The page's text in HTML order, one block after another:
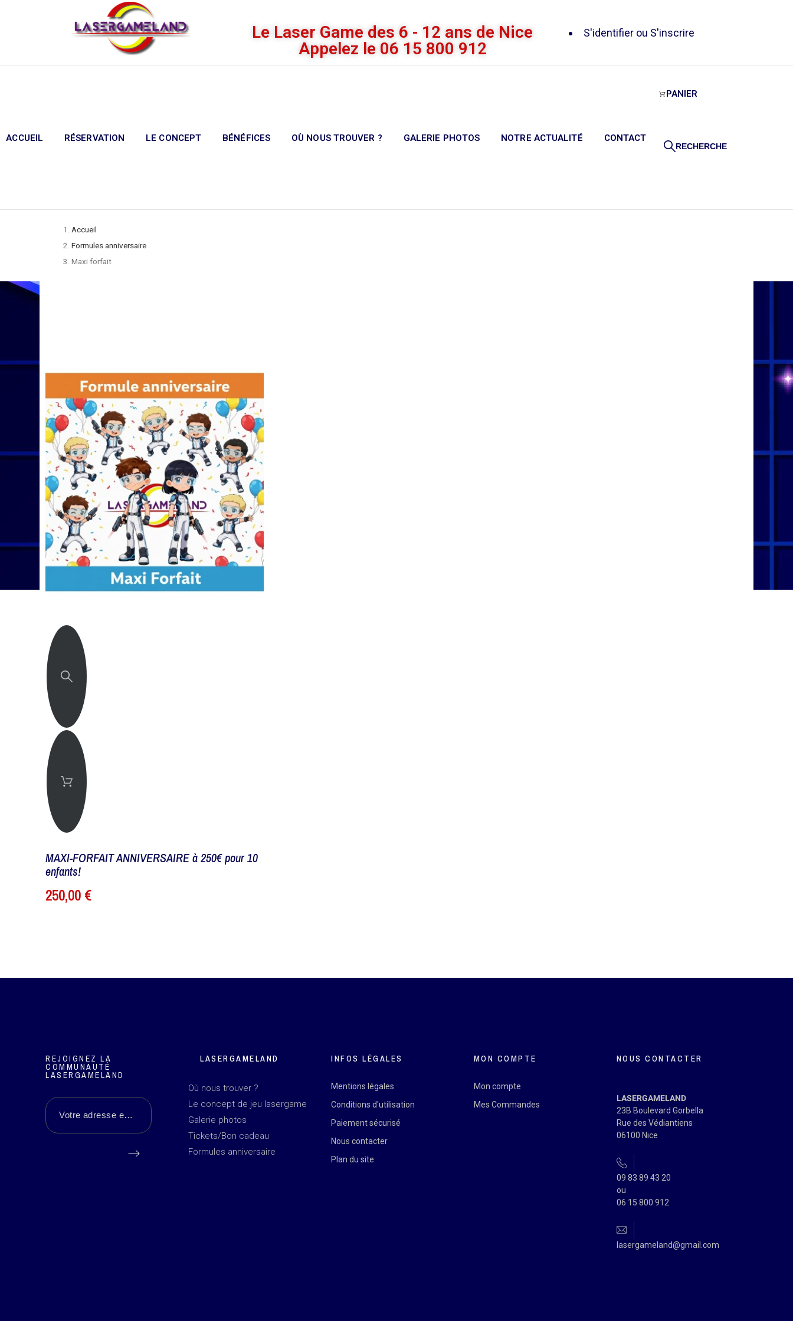
Le Laser Game des 6 - 12 ans de Nice
Appelez le 06 15 800 912
S'identifier ou S'inscrire
ACCUEIL RÉSERVATION LE CONCEPT BÉNÉFICES OÙ NOUS TROUVER ? GALERIE PHOTOS NOTRE ACTUALITÉ CONTACT
PANIER
RECHERCHE
Accueil
Formules anniversaire
Maxi forfait
MAXI-FORFAIT ANNIVERSAIRE à 250€ pour 10
enfants!
250,00 €
REJOIGNEZ LA
COMMUNAUTÉ
LASERGAMELAND
LASERGAMELAND
Où nous trouver ?
Le concept de jeu lasergame
Galerie photos
Tickets/Bon cadeau
Formules anniversaire
INFOS LÉGALES
Mentions légales
Conditions d'utilisation
Paiement sécurisé
Nous contacter
Plan du site
MON COMPTE
Mon compte
Mes Commandes
NOUS CONTACTER
LASERGAMELAND
23B Boulevard Gorbella
Rue des Védiantiens
06100 Nice
09 83 89 43 20
ou
06 15 800 912
lasergameland@gmail.com